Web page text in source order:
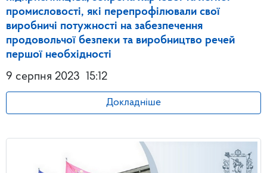
промисловості, які перепрофілювали свої
виробничі потужності на забезпечення
продовольчої безпеки та виробництво речей
першої необхідності
9 серпня 2023 15:12
Докладніше